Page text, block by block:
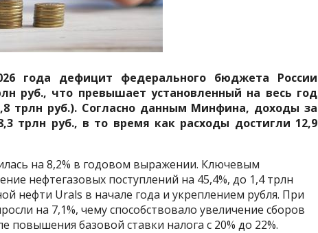
года дефицит федерального бюджета России
руб., что превышает установленный на весь год
трлн руб.). Согласно данным Минфина, доходы за
трлн руб., в то время как расходы достигли 12,9
на 8,2% в годовом выражении. Ключевым
нефтегазовых поступлений на 45,4%, до 1,4 трлн
нефти Urals в начале года и укреплением рубля. При
на 7,1%, чему способствовало увеличение сборов
повышения базовой ставки налога с 20% до 22%.